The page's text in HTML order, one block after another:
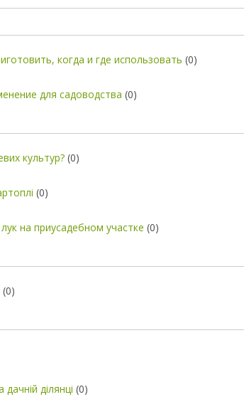
когда и где использовать (0)
для садоводства (0)
культур? (0)
(0)
на приусадебном участке (0)
(0)
ділянці (0)